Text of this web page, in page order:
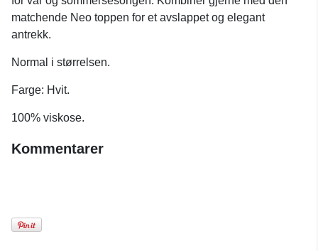
matchende Neo toppen for et avslappet og elegant
antrekk.
Normal i størrelsen.
Farge: Hvit.
100% viskose.
Kommentarer